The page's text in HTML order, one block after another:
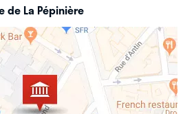
de La Pépinière